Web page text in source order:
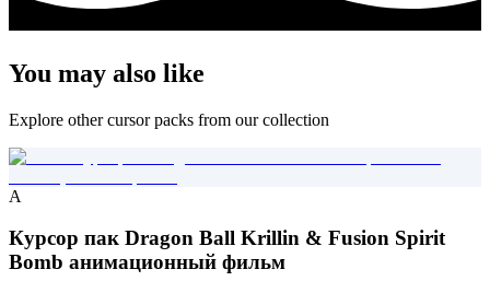
You may also like
Explore other cursor packs from our collection
A
Курсор пак Dragon Ball Krillin & Fusion Spirit
Bomb анимационный фильм